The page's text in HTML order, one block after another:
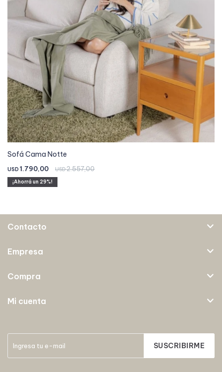
Sofá Cama Notte
USD 1.790,00 USD2.557,00
29
SUSCRIBIRME
Contacto
Empresa
Compra
Mi cuenta